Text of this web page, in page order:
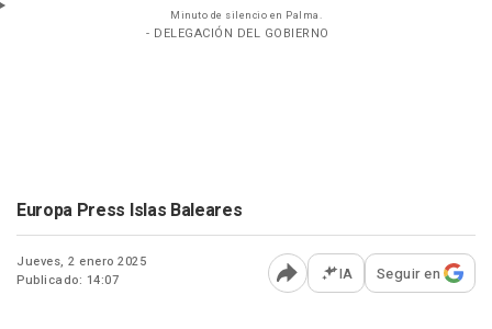
Minuto de silencio en Palma.
- DELEGACIÓN DEL GOBIERNO
Europa Press Islas Baleares
Jueves, 2 enero 2025
Publicado: 14:07
Abrir opciones para
IA Seguir en